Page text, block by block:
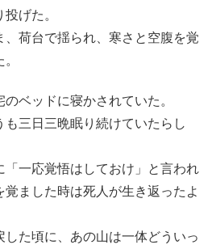
げた。
、荷台で揺られ、寒さと空腹を覚
ベッドに寝かされていた。
三日三晩眠り続けていたらし
「一応覚悟はしておけ」と言われ
ました時は死人が生き返ったよ
た頃に、あの山は一体どういっ